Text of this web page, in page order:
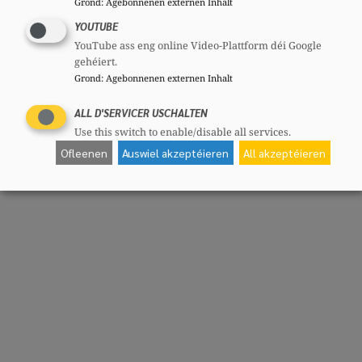
YOUTUBE
YouTube ass eng online Video-Plattform déi Google
gehéiert.
Grond: Agebonnenen externen Inhalt
ALL D'SERVICER USCHALTEN
Use this switch to enable/disable all services.
Ofleenen Auswiel akzeptéieren All akzeptéieren